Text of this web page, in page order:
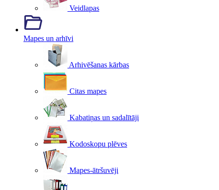
Veidlapas
Mapes un arhīvi
Arhivēšanas kārbas
Citas mapes
Kabatiņas un sadalītāji
Kodoskopu plēves
Mapes-ātršuvēji